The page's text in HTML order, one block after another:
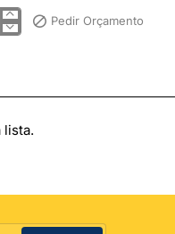
Pedir Orçamento
lista.